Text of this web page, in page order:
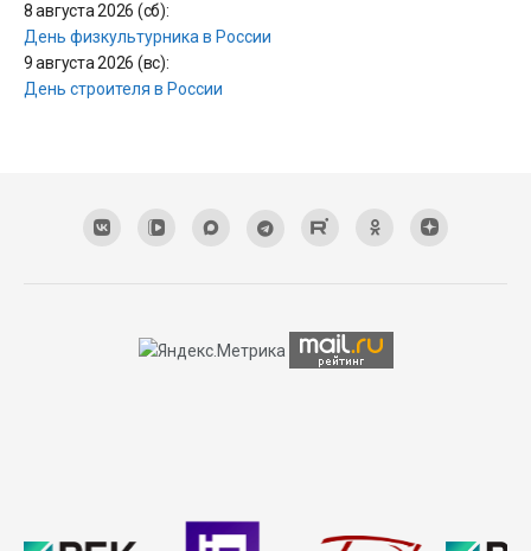
8 августа 2026 (сб):
День физкультурника в России
9 августа 2026 (вс):
День строителя в России